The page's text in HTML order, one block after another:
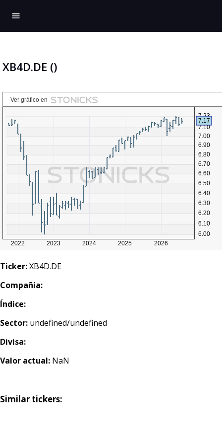
menu
XB4D.DE ()
Ticker:XB4D.DE
Compañia:
Índice:
Sector: undefined/undefined
Divisa:
Valor actual: NaN
Similar tickers: